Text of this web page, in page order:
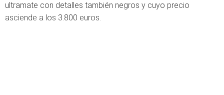
ultramate con detalles también negros y cuyo precio
asciende a los 3.800 euros.